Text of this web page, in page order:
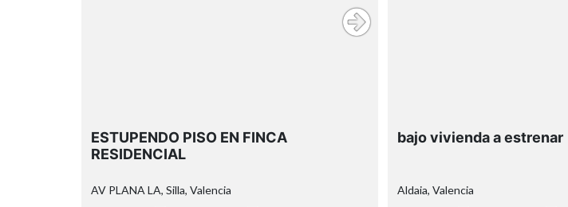
ESTUPENDO PISO EN FINCA
RESIDENCIAL
AV PLANA LA, Silla, Valencia
bajo vivienda a estrenar
Aldaia, Valencia